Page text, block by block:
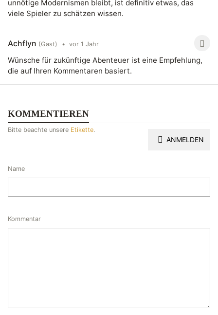
unnötige Modernismen bleibt, ist definitiv etwas, das
viele Spieler zu schätzen wissen.
Achflyn (Gast) • vor 1 Jahr
Wünsche für zukünftige Abenteuer ist eine Empfehlung,
die auf Ihren Kommentaren basiert.
KOMMENTIEREN
Bitte beachte unsere Etikette.
ANMELDEN
Name
Kommentar